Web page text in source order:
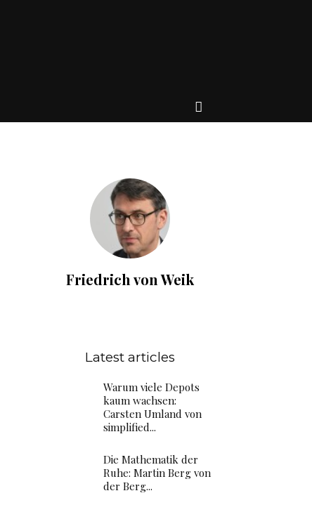
Friedrich von Weik
Latest articles
Warum viele Depots
kaum wachsen:
Carsten Umland von
simplified...
Die Mathematik der
Ruhe: Martin Berg von
der Berg...